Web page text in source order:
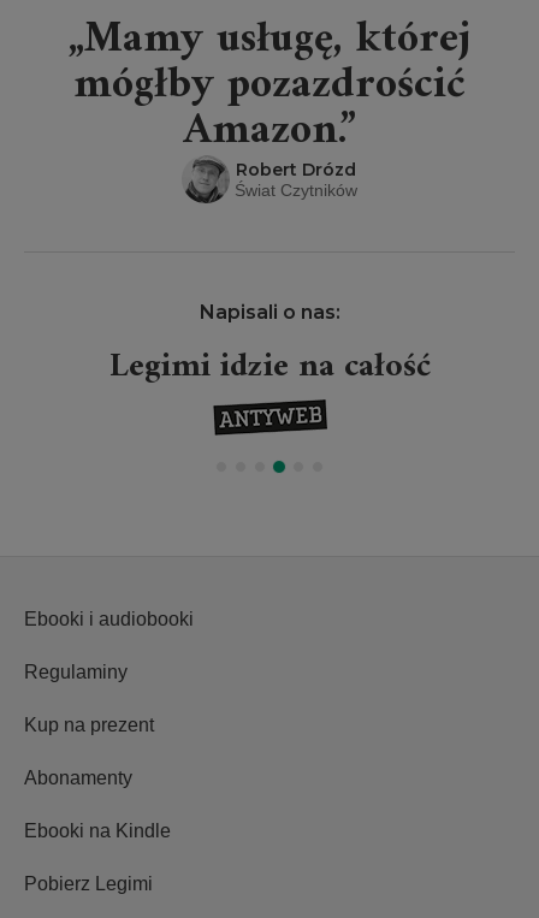
„Mamy usługę, której
mógłby pozazdrościć
Amazon.”
Robert Drózd
Świat Czytników
Napisali o nas:
Legimi idzie na całość
Ebooki i audiobooki
Regulaminy
Kup na prezent
Abonamenty
Ebooki na Kindle
Pobierz Legimi